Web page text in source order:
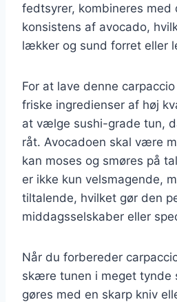
fedtsyrer, kombineres med
konsistens af avocado,
lækker og sund forret eller
For at lave denne
friske ingredienser af høj
at vælge sushi-grade tun,
råt. Avocadoen skal være
kan moses og smøres på
er ikke kun velsmagende,
tiltalende, hvilket gør den
middagsselskaber eller
Når du forbereder
skære tunen i meget tynde
gøres med en skarp kniv